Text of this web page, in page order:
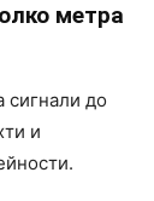
метра
сигнали до
и